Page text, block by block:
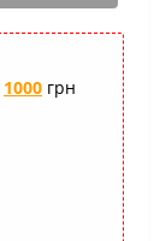
1000 грн